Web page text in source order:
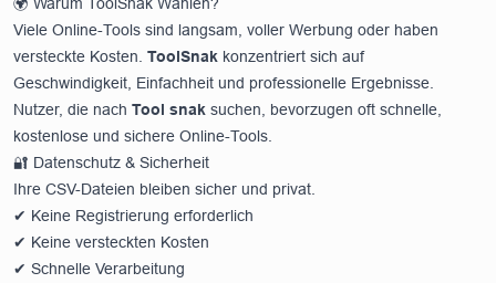
Viele Online-Tools sind langsam, voller Werbung oder haben
versteckte Kosten. ToolSnak konzentriert sich auf
Geschwindigkeit, Einfachheit und professionelle Ergebnisse.
Nutzer, die nach Tool snak suchen, bevorzugen oft schnelle,
kostenlose und sichere Online-Tools.
🔐 Datenschutz & Sicherheit
Ihre CSV-Dateien bleiben sicher und privat.
✔ Keine Registrierung erforderlich
✔ Keine versteckten Kosten
✔ Schnelle Verarbeitung